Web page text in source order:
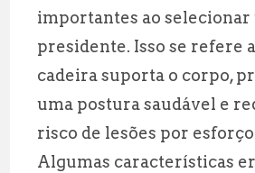
importantes ao selecionar
presidente. Isso se refere
cadeira suporta o corpo,
uma postura saudável e
risco de lesões por
Algumas características